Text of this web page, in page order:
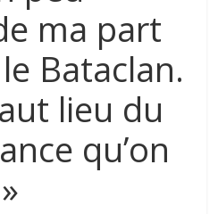
ma part
Bataclan.
lieu du
qu’on